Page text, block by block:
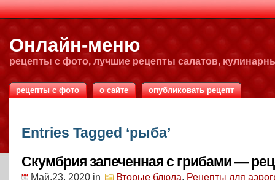
Онлайн-меню
рецепты с фото, лучшие рецепты салатов,
рецепты с фото о сайте опубликовать рецепт
Entries Tagged ‘рыба’
Скумбрия запеченная с грибами —
Май.23, 2020 in Вторые блюда, Рецепты для